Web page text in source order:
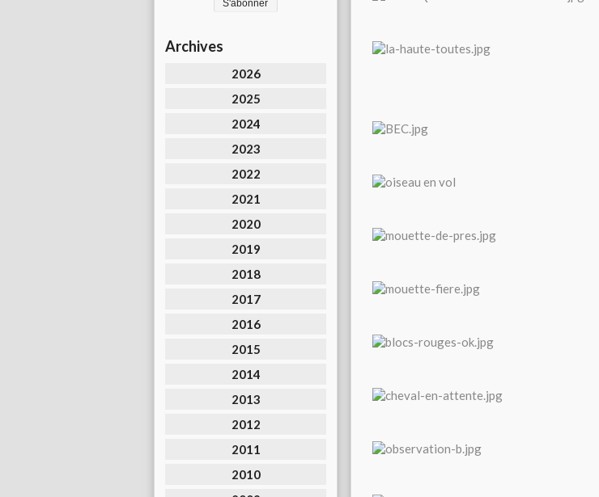
Archives
2026
2025
2024
2023
2022
2021
2020
2019
2018
2017
2016
2015
2014
2013
2012
2011
2010